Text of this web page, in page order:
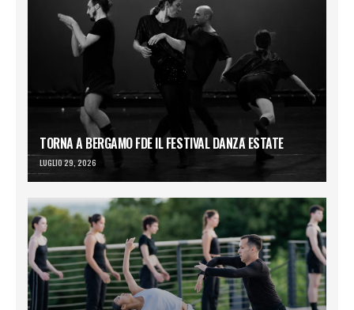
TORNA A BERGAMO FDE IL FESTIVAL DANZA ESTATE
LUGLIO 29, 2026